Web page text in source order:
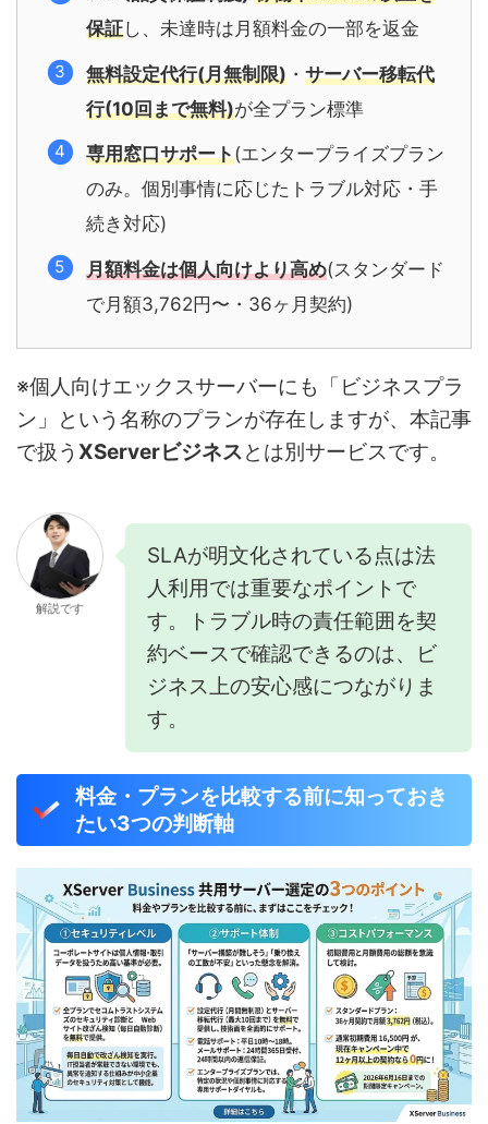
保証し、未達時は月額料金の一部を返金
無料設定代行(月無制限)・ サーバー移転代
行(10回まで無料)が全プラン標準
専用窓口サポート(エンタープライズプラン
のみ。個別事情に応じたトラブル対応・手
続き対応)
月額料金は個人向けより高め(スタンダード
で月額3,762円〜・36ヶ月契約)
※個人向けエックスサーバーにも「ビジネスプラ
ン」という名称のプランが存在しますが、本記事
で扱う XServerビジネスとは別サービスです。
解説です
SLAが明文化されている点は法
人利用では重要なポイントで
す。トラブル時の責任範囲を契
約ベースで確認できるのは、ビ
ジネス上の安心感につながりま
す。
料金・プランを比較する前に知っておき
たい3つの判断軸